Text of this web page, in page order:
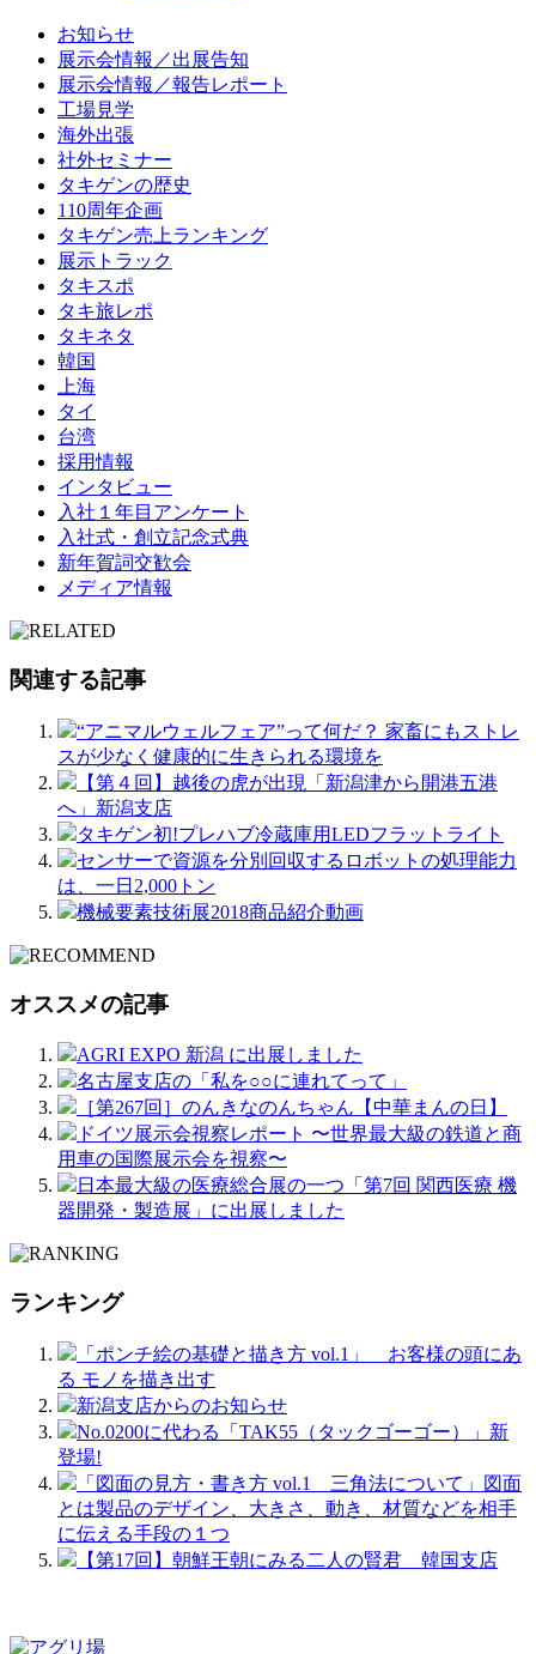
お知らせ
展示会情報／出展告知
展示会情報／報告レポート
工場見学
海外出張
社外セミナー
タキゲンの歴史
110周年企画
タキゲン売上ランキング
展示トラック
タキスポ
タキ旅レポ
タキネタ
韓国
上海
タイ
台湾
採用情報
インタビュー
入社１年目アンケート
入社式・創立記念式典
新年賀詞交歓会
メディア情報
関連する記事
“アニマルウェルフェア”って何だ？ 家畜にもストレ
スが少なく健康的に生きられる環境を
【第４回】越後の虎が出現「新潟津から開港五港
へ」新潟支店
タキゲン初!プレハブ冷蔵庫用LEDフラットライト
センサーで資源を分別回収するロボットの処理能力
は、一日2,000トン
機械要素技術展2018商品紹介動画
オススメの記事
AGRI EXPO 新潟 に出展しました
名古屋支店の「私を○○に連れてって」
［第267回］のんきなのんちゃん【中華まんの日】
ドイツ展示会視察レポート 〜世界最大級の鉄道と商
用車の国際展示会を視察〜
日本最大級の医療総合展の一つ「第7回 関西医療 機
器開発・製造展」に出展しました
ランキング
「ポンチ絵の基礎と描き方 vol.1」 お客様の頭にあ
る モノを描き出す
新潟支店からのお知らせ
No.0200に代わる「TAK55（タックゴーゴー）」新
登場!
「図面の見方・書き方 vol.1 三角法について」図面
とは製品のデザイン、大きさ、動き、材質などを相手
に伝える手段の１つ
【第17回】朝鮮王朝にみる二人の賢君 韓国支店